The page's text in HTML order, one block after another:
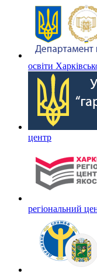
освіти
центр
регіональний